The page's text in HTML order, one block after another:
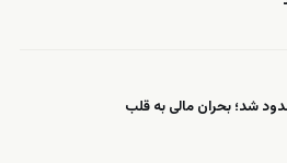
شد؛ بحران مالی به قلب